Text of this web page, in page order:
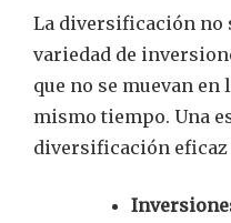
La diversificación no
variedad de
que no se muevan
mismo tiempo. Una
diversificación